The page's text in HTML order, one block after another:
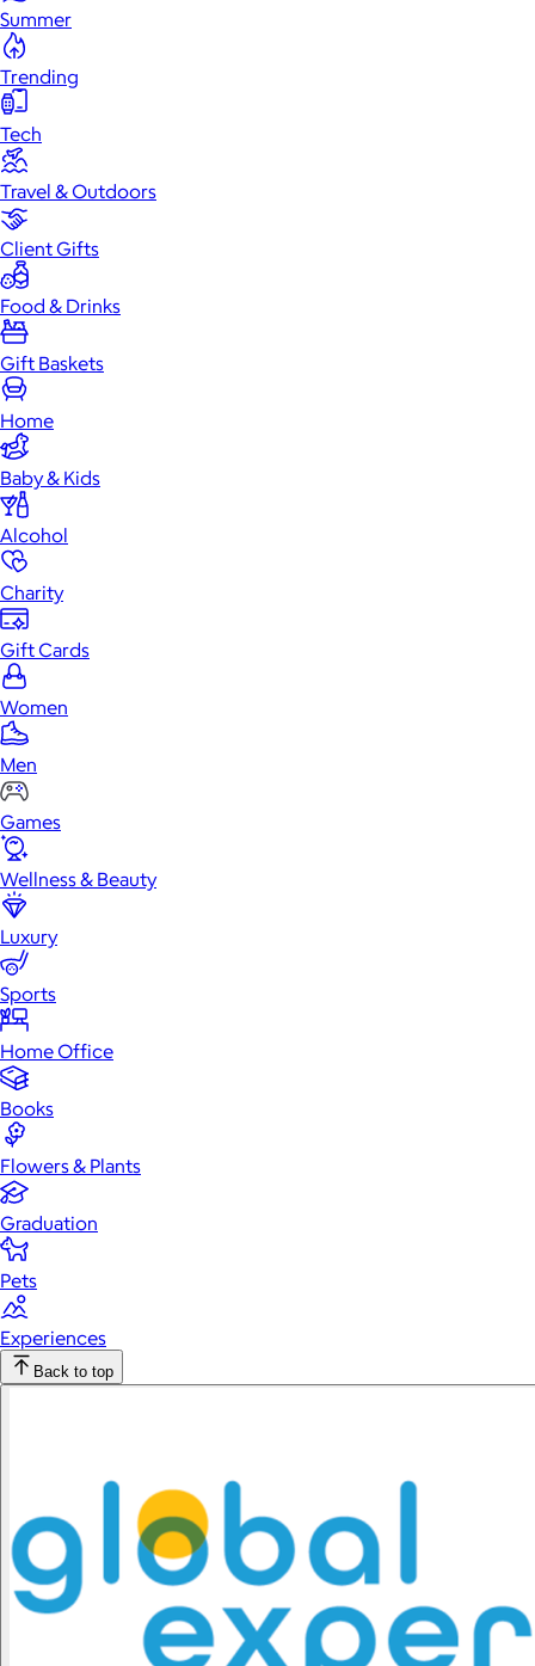
Summer
Trending
Tech
Travel & Outdoors
Client Gifts
Food & Drinks
Gift Baskets
Home
Baby & Kids
Alcohol
Charity
Gift Cards
Women
Men
Games
Wellness & Beauty
Luxury
Sports
Home Office
Books
Flowers & Plants
Graduation
Pets
Experiences
Back to top